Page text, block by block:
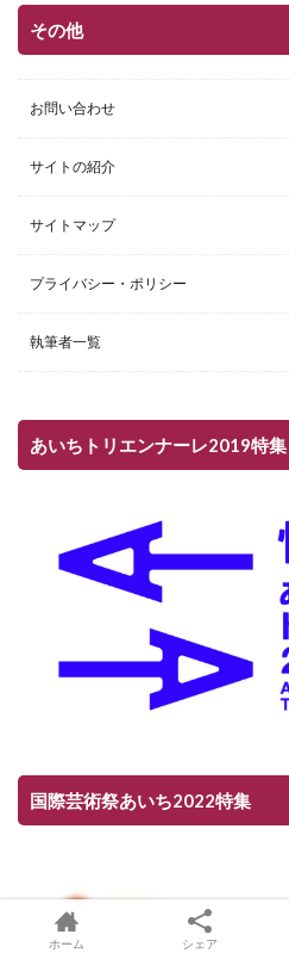
その他
お問い合わせ
サイトの紹介
サイトマップ
プライバシー・ポリシー
執筆者一覧
あいちトリエンナーレ2019特集
国際芸術祭あいち2022特集
ホーム シェア